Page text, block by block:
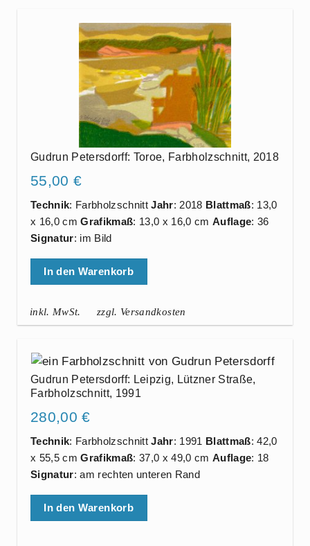
Gudrun Petersdorff: Toroe, Farbholzschnitt, 2018
55,00 €
Technik: FarbholzschnittJahr: 2018 Blattmaß: 13,0
x 16,0 cmGrafikmaß: 13,0 x 16,0 cmAuflage: 36
Signatur: im Bild
In den Warenkorb
inkl. MwSt. zzgl. Versandkosten
Gudrun Petersdorff: Leipzig, Lützner Straße,
Farbholzschnitt, 1991
280,00€
Technik: FarbholzschnittJahr: 1991 Blattmaß: 42,0
x 55,5 cmGrafikmaß: 37,0 x 49,0 cmAuflage: 18
Signatur: am rechten unteren Rand
In den Warenkorb